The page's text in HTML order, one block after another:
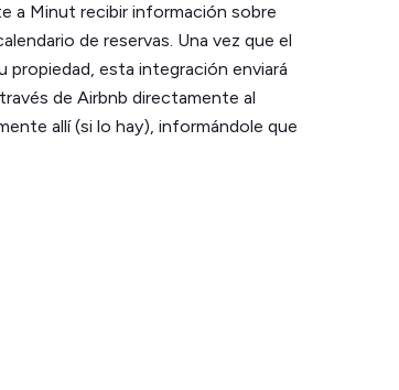
a Minut recibir información sobre
de reservas. Una vez que el
esta integración enviará
de Airbnb directamente al
allí (si lo hay), informándole que